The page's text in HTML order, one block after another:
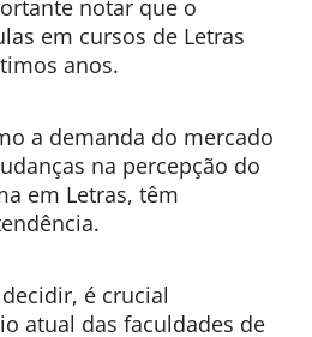
notar que o
em cursos de Letras
anos.
a demanda do mercado
na percepção do
em Letras, têm
é crucial
atual das faculdades de